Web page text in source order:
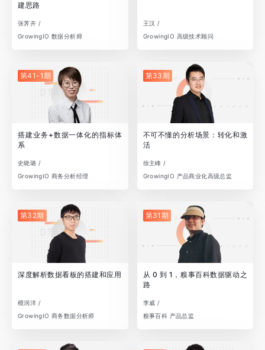
建思路
张荠卉 /
GrowingIO 数据分析师
王汉 /
GrowingIO 高级技术顾问
第41-1期
搭建业务+数据一体化的指标体
系
史晓璐 /
GrowingIO 商务分析经理
第33期
不可不懂的分析场景：转化和激
活
徐主峰 /
GrowingIO 产品商业化高级总监
第32期
深度解析数据看板的搭建和应用
檀润洋 /
GrowingIO 商务数据分析师
第31期
从 0 到 1，糗事百科数据驱动之
路
李威 /
糗事百科 产品总监